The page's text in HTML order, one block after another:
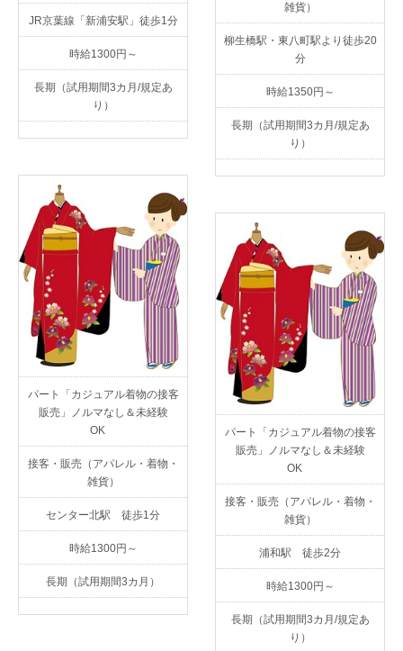
JR京葉線「新浦安駅」徒歩1分
時給1300円～
長期（試用期間3カ月/規定あ
り）
雑貨）
柳生橋駅・東八町駅より徒歩20
分
時給1350円～
長期（試用期間3カ月/規定あ
り）
パート「カジュアル着物の接客
販売」ノルマなし＆未経験
OK
接客・販売（アパレル・着物・
雑貨）
センター北駅 徒歩1分
時給1300円～
長期（試用期間3カ月）
パート「カジュアル着物の接客
販売」ノルマなし＆未経験
OK
接客・販売（アパレル・着物・
雑貨）
浦和駅 徒歩2分
時給1300円～
長期（試用期間3カ月/規定あ
り）